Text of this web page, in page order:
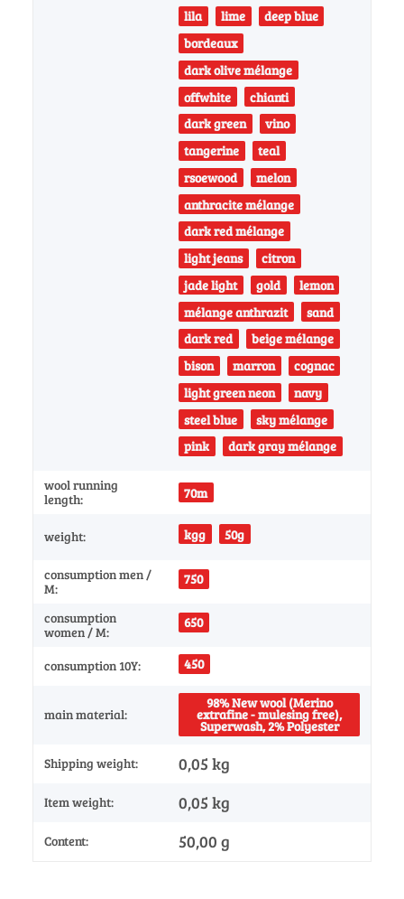
lila lime
deep blue
bordeaux
dark olive mélange
offwhite
chianti
dark green
vino
tangerine
teal
rsoewood
melon
anthracite mélange
dark red mélange
light jeans
citron
jade light
gold
lemon
mélange anthrazit
sand
dark red
beige mélange
bison
marron
cognac
light green neon
navy
steel blue
sky mélange
pink
dark gray mélange
wool running
length:
70m
weight: kgg 50g
consumption men /
M:
750
consumption
women / M:
650
consumption 10Y: 450
main material:
98% New wool (Merino
extrafine - mulesing free),
Superwash, 2% Polyester
Shipping weight: 0,05 kg
Item weight: 0,05 kg
Content: 50,00 g